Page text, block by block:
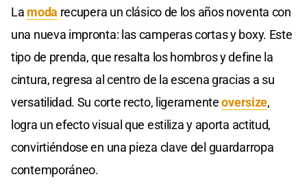
La moda recupera un clásico de los años noventa con
una nueva impronta: las camperas cortas y boxy. Este
tipo de prenda, que resalta los hombros y define la
cintura, regresa al centro de la escena gracias a su
versatilidad. Su corte recto, ligeramenteoversize,
logra un efecto visual que estiliza y aporta actitud,
convirtiéndose en una pieza clave del guardarropa
contemporáneo.